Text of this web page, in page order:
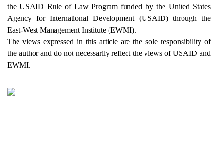
the USAID Rule of Law Program funded by the United States
Agency for International Development (USAID) through the
East-West Management Institute (EWMI).
The views expressed in this article are the sole responsibility of
the author and do not necessarily reflect the views of USAID and
EWMI.